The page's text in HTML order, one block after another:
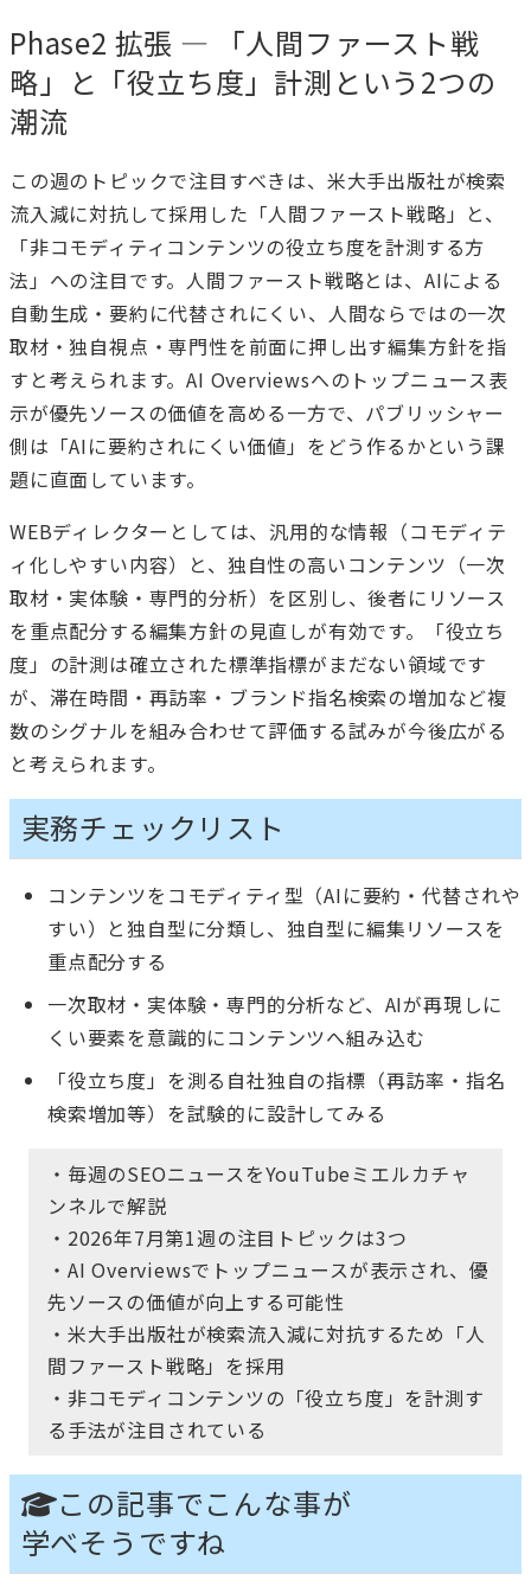
Phase2 拡張 — 「人間ファースト戦
略」と「役立ち度」計測という2つの
潮流
この週のトピックで注目すべきは、米大手出版社が検索
流入減に対抗して採用した「人間ファースト戦略」と、
「非コモディティコンテンツの役立ち度を計測する方
法」への注目です。人間ファースト戦略とは、AIによる
自動生成・要約に代替されにくい、人間ならではの一次
取材・独自視点・専門性を前面に押し出す編集方針を指
すと考えられます。AI Overviewsへのトップニュース表
示が優先ソースの価値を高める一方で、パブリッシャー
側は「AIに要約されにくい価値」をどう作るかという課
題に直面しています。
WEBディレクターとしては、汎用的な情報（コモディテ
ィ化しやすい内容）と、独自性の高いコンテンツ（一次
取材・実体験・専門的分析）を区別し、後者にリソース
を重点配分する編集方針の見直しが有効です。「役立ち
度」の計測は確立された標準指標がまだない領域です
が、滞在時間・再訪率・ブランド指名検索の増加など複
数のシグナルを組み合わせて評価する試みが今後広がる
と考えられます。
実務チェックリスト
コンテンツをコモディティ型（AIに要約・代替されや
すい）と独自型に分類し、独自型に編集リソースを
重点配分する
一次取材・実体験・専門的分析など、AIが再現しに
くい要素を意識的にコンテンツへ組み込む
「役立ち度」を測る自社独自の指標（再訪率・指名
検索増加等）を試験的に設計してみる
・毎週のSEOニュースをYouTubeミエルカチャ
ンネルで解説
・2026年7月第1週の注目トピックは3つ
・AI Overviewsでトップニュースが表示され、優
先ソースの価値が向上する可能性
・米大手出版社が検索流入減に対抗するため「人
間ファースト戦略」を採用
・非コモディコンテンツの「役立ち度」を計測す
る手法が注目されている
この記事でこんな事が
学べそうですね